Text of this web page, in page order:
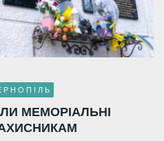
МЕМОРІАЛЬНІ